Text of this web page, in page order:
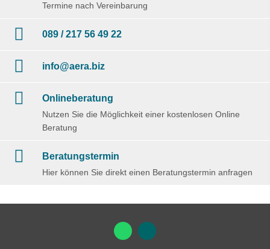
Termine nach Vereinbarung
089 / 217 56 49 22
info@aera.biz
Onlineberatung
Nutzen Sie die Möglichkeit einer kostenlosen Online
Beratung
Beratungstermin
Hier können Sie direkt einen Beratungstermin anfragen